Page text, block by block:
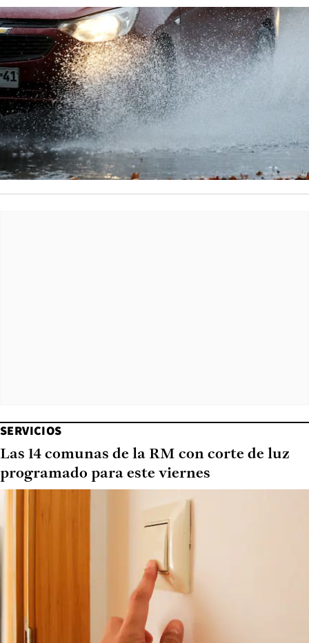
SERVICIOS
Las 14 comunas de la RM con corte de luz
programado para este viernes